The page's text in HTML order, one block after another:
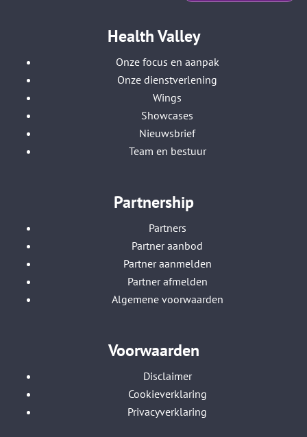
Health Valley
Onze focus en aanpak
Onze dienstverlening
Wings
Showcases
Nieuwsbrief
Team en bestuur
Partnership
Partners
Partner aanbod
Partner aanmelden
Partner afmelden
Algemene voorwaarden
Voorwaarden
Disclaimer
Cookieverklaring
Privacyverklaring